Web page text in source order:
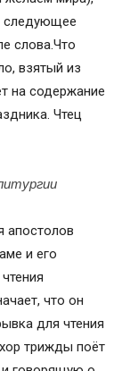
следующее
слова.Что
взятый из
на содержание
Чтец
апостолов
и его
что он
для чтения
трижды поёт